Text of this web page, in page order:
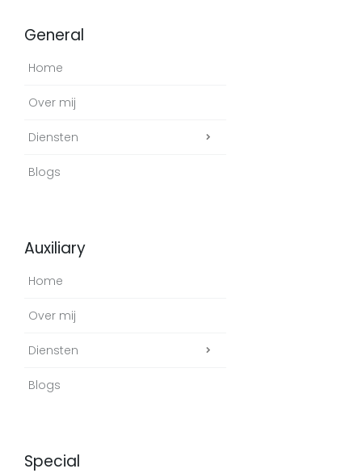
General
Home
Over mij
Diensten
Blogs
Auxiliary
Home
Over mij
Diensten
Blogs
Special